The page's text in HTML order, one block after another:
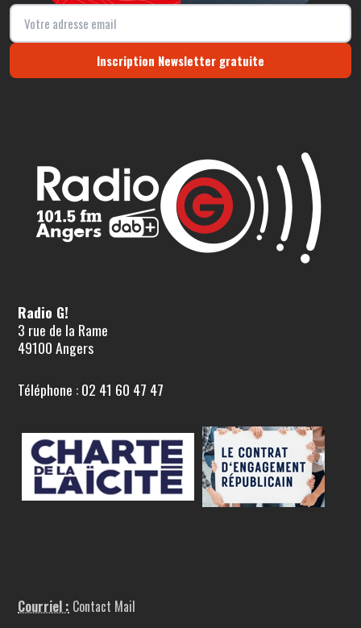
Inscription Newsletter gratuite
Radio G!
3 rue de la Rame
49100 Angers
Téléphone : 02 41 60 47 47
Courriel : Contact Mail